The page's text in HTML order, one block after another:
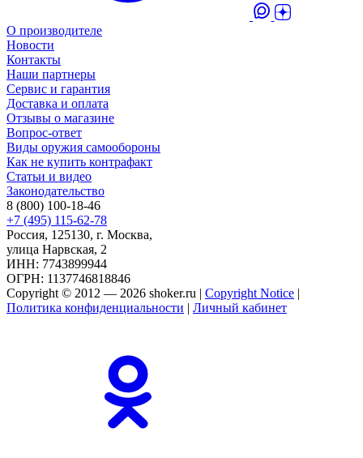
О производителе
Новости
Контакты
Наши партнеры
Сервис и гарантия
Доставка и оплата
Отзывы о магазине
Вопрос-ответ
Виды оружия самообороны
Как не купить контрафакт
Статьи и видео
Законодательство
8 (800) 100-18-46
+7 (495) 115-62-78
Россия, 125130, г. Москва,
улица Нарвская, 2
ИНН: 7743899944
ОГРН: 1137746818846
Copyright © 2012 — 2026 shoker.ru | Copyright Notice |
Политика конфиденциальности | Личный кабинет